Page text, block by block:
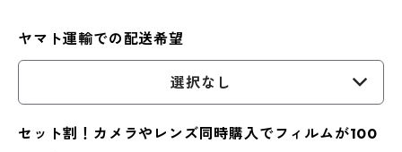
ヤマト運輸での配送希望
選択なし
セット割！カメラやレンズ同時購入でフィルムが100